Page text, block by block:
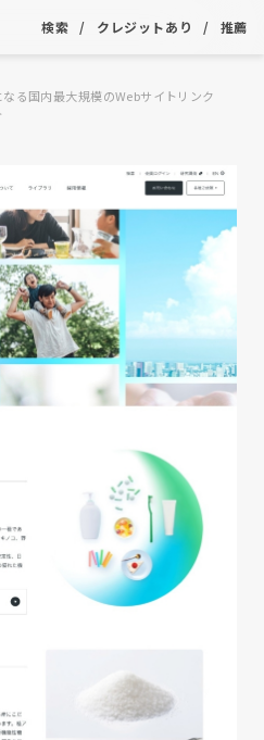
検索 クレジットあり 推薦
る国内最大規模のWebサイトリンク